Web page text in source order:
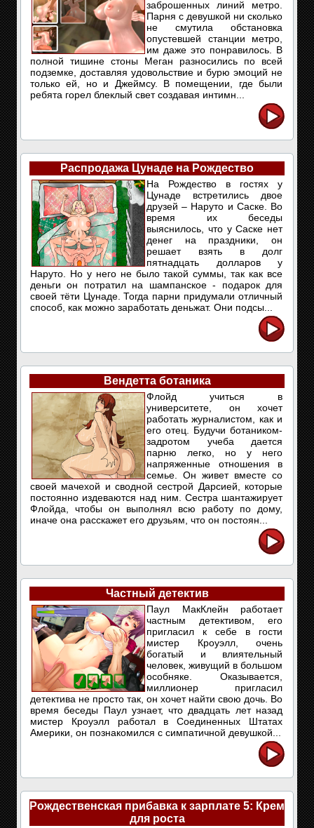
заброшенных линий метро.
Парня с девушкой ни сколько
не смутила обстановка
опустевшей станции метро,
им даже это понравилось. В
полной тишине стоны Меган разносились по всей
подземке, доставляя удовольствие и бурю эмоций не
только ей, но и Джеймсу. В помещении, где были
ребята горел блеклый свет создавая интимн...
Распродажа Цунаде на Рождество
На Рождество в гостях у
Цунаде встретились двое
друзей – Наруто и Саске. Во
время их беседы
выяснилось, что у Саске нет
денег на праздники, он
решает взять в долг
пятнадцать долларов у
Наруто. Но у него не было такой суммы, так как все
деньги он потратил на шампанское - подарок для
своей тёти Цунаде. Тогда парни придумали отличный
способ, как можно заработать деньжат. Они подсы...
Вендетта ботаника
Флойд учиться в
университете, он хочет
работать журналистом, как и
его отец. Будучи ботаником-
задротом учеба дается
парню легко, но у него
напряженные отношения в
семье. Он живет вместе со
своей мачехой и сводной сестрой Дарсией, которые
постоянно издеваются над ним. Сестра шантажирует
Флойда, чтобы он выполнял всю работу по дому,
иначе она расскажет его друзьям, что он постоян...
Частный детектив
Паул МакКлейн работает
частным детективом, его
пригласил к себе в гости
мистер Кроуэлл, очень
богатый и влиятельный
человек, живущий в большом
особняке. Оказывается,
миллионер пригласил
детектива не просто так, он хочет найти свою дочь. Во
время беседы Паул узнает, что двадцать лет назад
мистер Кроуэлл работал в Соединенных Штатах
Америки, он познакомился с симпатичной девушкой...
Рождественская прибавка к зарплате 5: Крем
для роста